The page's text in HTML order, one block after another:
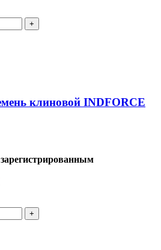
клиновой INDFORCE